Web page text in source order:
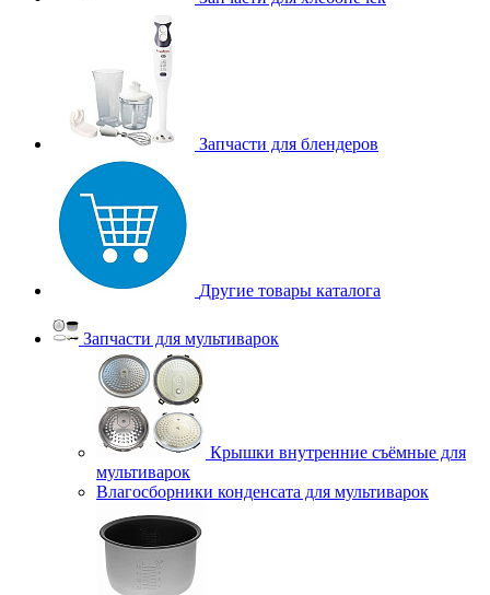
Запчасти для блендеров
Другие товары каталога
Запчасти для мультиварок
Крышки внутренние съёмные для
мультиварок
Влагосборники конденсата для мультиварок